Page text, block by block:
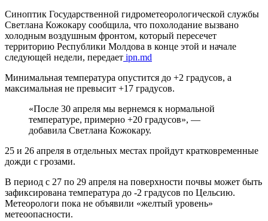
Синоптик Государственной гидрометеорологической службы
Светлана Кожокару сообщила, что похолодание вызвано
холодным воздушным фронтом, который пересечет
территорию Республики Молдова в конце этой и начале
следующей недели, передает ipn.md
Минимальная температура опустится до +2 градусов, а
максимальная не превысит +17 градусов.
«После 30 апреля мы вернемся к нормальной
температуре, примерно +20 градусов», —
добавила Светлана Кожокару.
25 и 26 апреля в отдельных местах пройдут кратковременные
дожди с грозами.
В период с 27 по 29 апреля на поверхности почвы может быть
зафиксирована температура до -2 градусов по Цельсию.
Метеорологи пока не объявили «желтый уровень»
метеоопасности.